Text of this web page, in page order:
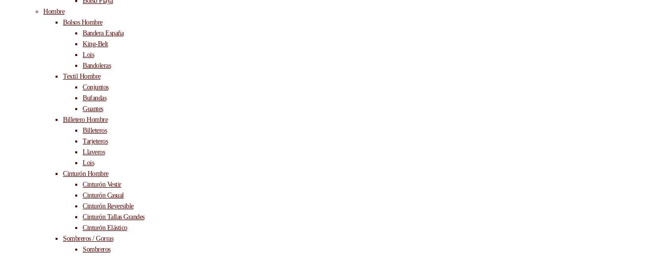
Hombre
Bolsos Hombre
Bandera España
King-Belt
Lois
Bandoleras
Textil Hombre
Conjuntos
Bufandas
Guantes
Billetero Hombre
Billeteros
Tarjeteros
Llaveros
Lois
Cinturón Hombre
Cinturón Vestir
Cinturón Casual
Cinturón Reversible
Cinturón Tallas Grandes
Cinturón Elástico
Sombreros / Gorras
Sombreros